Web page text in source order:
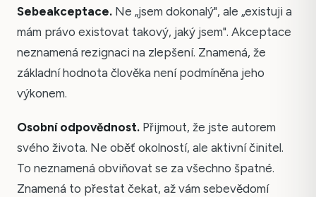
Sebeakceptace. Ne „jsem dokonalý", ale „existuji a
mám právo existovat takový, jaký jsem". Akceptace
neznamená rezignaci na zlepšení. Znamená, že
základní hodnota člověka není podmíněna jeho
výkonem.
Osobní odpovědnost. Přijmout, že jste autorem
svého života. Ne oběť okolností, ale aktivní činitel.
To neznamená obviňovat se za všechno špatné.
Znamená to přestat čekat, až vám sebevědomí